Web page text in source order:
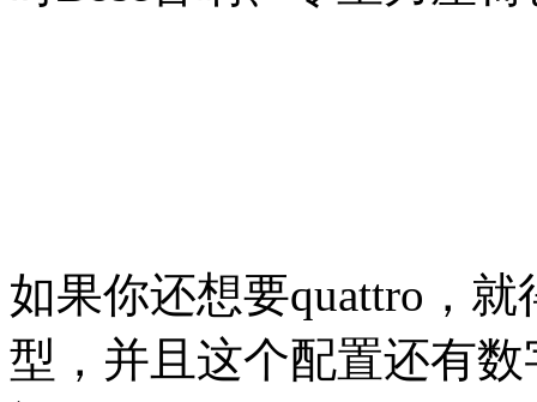
如果你还想要quattro，就
型，并且这个配置还有